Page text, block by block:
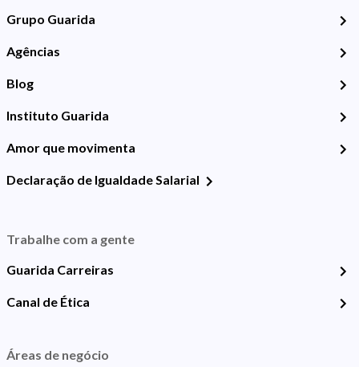
Grupo Guarida
Agências
Blog
Instituto Guarida
Amor que movimenta
Declaração de Igualdade Salarial
Trabalhe com a gente
Guarida Carreiras
Canal de Ética
Áreas de negócio